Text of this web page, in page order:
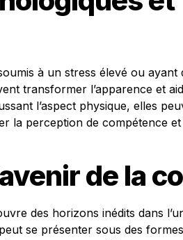
à un stress élevé ou ayant
transformer l’apparence et
l’aspect physique, elles
la perception de compétence et
de la
des horizons inédits dans
se présenter sous des